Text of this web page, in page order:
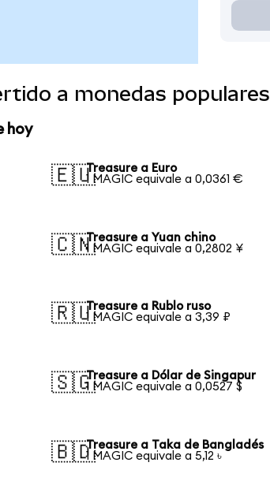
a monedas populares
hoy
🇪🇺Treasure a Euro
1 MAGIC equivale a 0,0361 €
🇨🇳Treasure a Yuan chino
1 MAGIC equivale a 0,2802 ¥
🇷🇺Treasure a Rublo ruso
1 MAGIC equivale a 3,39 ₽
🇸🇬Treasure a Dólar de Singapur
1 MAGIC equivale a 0,0527 $
🇧🇩Treasure a Taka de Bangladés
1 MAGIC equivale a 5,12 ৳